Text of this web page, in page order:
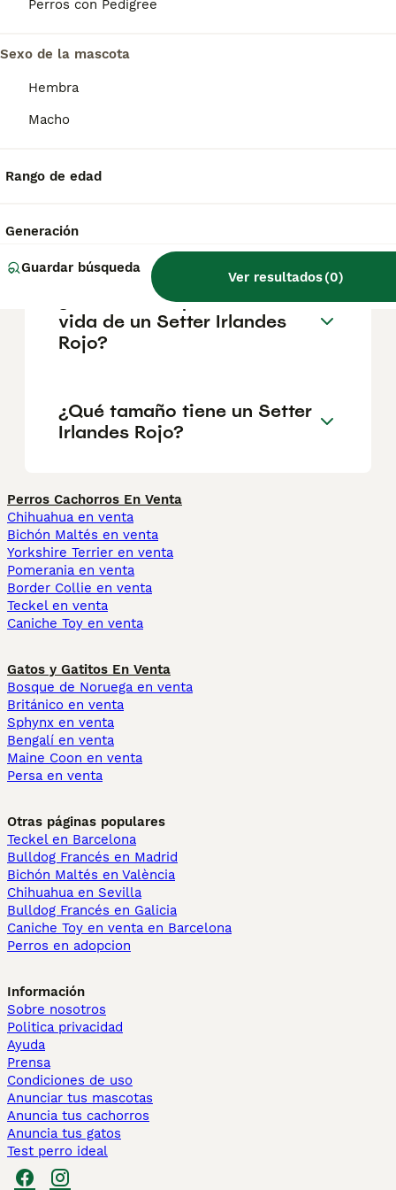
Perros con Pedigree
Sexo de la mascota
Hembra
Macho
Rango de edad
Generación
Guardar búsqueda
Ver resultados(0)
¿Cómo es el carácter de
Setter Irlandes Rojo?
Irlandes Rojo?
¿Cuál es la esperanza de
vida de un Setter Irlandes
Rojo?
¿Qué tamaño tiene un Setter
Irlandes Rojo?
Perros Cachorros En Venta
Chihuahua en venta
Bichón Maltés en venta
Yorkshire Terrier en venta
Pomerania en venta
Border Collie en venta
Teckel en venta
Caniche Toy en venta
Gatos y Gatitos En Venta
Bosque de Noruega en venta
Británico en venta
Sphynx en venta
Bengalí en venta
Maine Coon en venta
Persa en venta
Otras páginas populares
Teckel en Barcelona
Bulldog Francés en Madrid
Bichón Maltés en València
Chihuahua en Sevilla
Bulldog Francés en Galicia
Caniche Toy en venta en Barcelona
Perros en adopcion
Información
Sobre nosotros
Politica privacidad
Ayuda
Prensa
Condiciones de uso
Anunciar tus mascotas
Anuncia tus cachorros
Anuncia tus gatos
Test perro ideal